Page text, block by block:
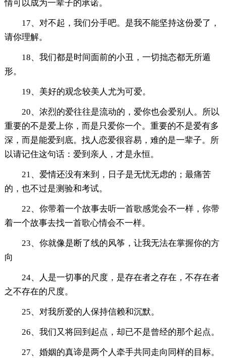
情可以成为一辈子的承诺。
17、对不起，我们分手吧。是我不能坚持这份爱了，
请你理解。
18、我们都是时间面前的小丑，一切拙态都无所遁
形。
19、美好的观念较美人尤为可爱。
20、浓烈的爱往往是流动的，爱你也会爱别人。所以
重要的不是爱上你，而是只爱你一个。重要的不是爱有多
深，而是能爱到底。找人恋爱很容易，难的是一辈子。所
以请记住这句话：爱到亲人，才是永恒。
21、爱情还没有来到，日子是无忧无虑的；最痛苦
的，也不过是测验和考试。
22、你带着一个故事去听一首歌感觉会不一样，你带
着一个故事去找一首歌心情会不一样。
23、你就像是断了线的风筝，让我无法在掌握你的方
向
24、人是一切事的尺度，是存在者之存在，不存在者
之不存在的尺度。
25、对我所爱的人保持信赖和沉默。
26、我们又将回到起点，却已不是曾经的那个起点。
27、婚姻的真谛是两个人牵手共同走向同样的目标。